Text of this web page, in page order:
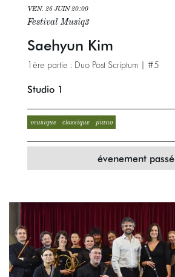
Saehyun Kim
1ère partie : Duo Post Scriptum | #5
Festival Musiq3
VEN. 26 JUIN 20:00
Studio 1
musique classique piano
évenement passé